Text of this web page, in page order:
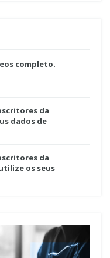
completo.
da
dados de
da
os seus